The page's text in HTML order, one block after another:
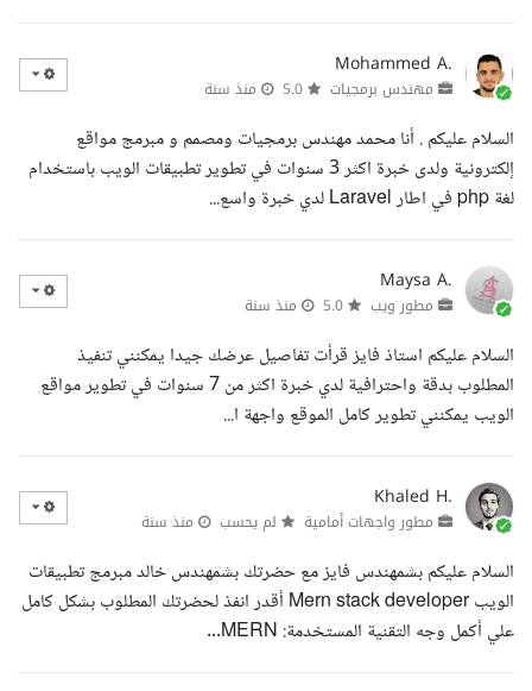
Mohammed A.
مهندس برمجيات منذ سنة
السلام عليكم . أنا محمد مهندس برمجيات ومصمم و مبرمج مواقع
إلكترونية ولدى خبرة اكثر 3 سنوات في تطوير تطبيقات الويب باستخدام
لغة php في اطار Laravel لدي خبرة واسع...
Maysa A.
مطور ويب منذ سنة
السلام عليكم استاذ فايز قرأت تفاصيل عرضك جيدا يمكنني تنفيذ
المطلوب بدقة واحترافية لدي خبرة اكثر من 7 سنوات في تطوير مواقع
الويب يمكنني تطوير كامل الموقع واجهة ا...
Khaled H.
مطور واجهات أمامية لم يحسب منذ سنة
السلام عليكم بشمهندس فايز مع حضرتك بشمهندس خالد مبرمج تطبيقات
الويب Mern stack developer أقدر انفذ لحضرتك المطلوب بشكل كامل
علي أكمل وجه التقنية المستخدمة: MERN...